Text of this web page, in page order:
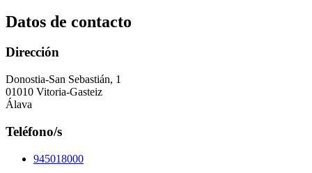
Datos de contacto
Dirección
Donostia-San Sebastián, 1
01010 Vitoria-Gasteiz
Álava
Teléfono/s
945018000